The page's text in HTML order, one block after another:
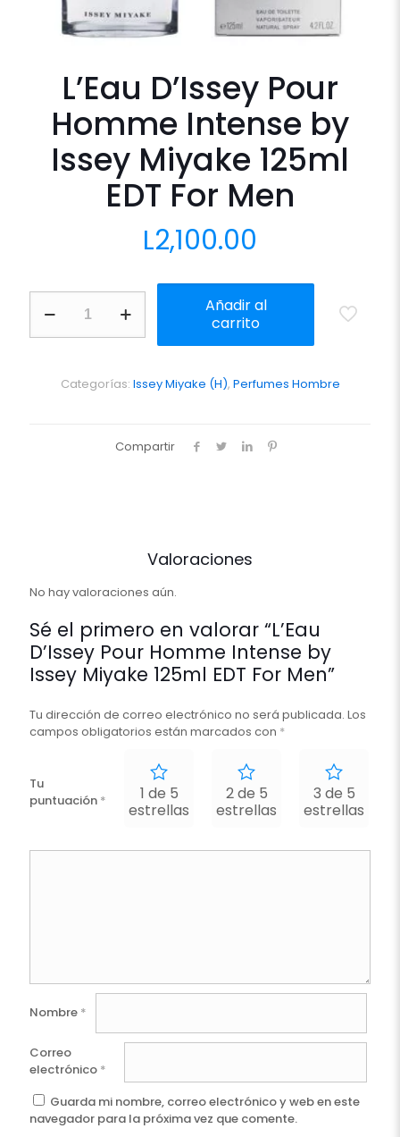
L’Eau D’Issey Pour
Homme Intense by
Issey Miyake 125ml
EDT For Men
L2,100.00
D'Issey
Pour
Añadir al
carrito
Categorías: Issey Miyake (H), Perfumes Hombre
Compartir
Valoraciones
No hay valoraciones aún.
Sé el primero en valorar “L’Eau
D’Issey Pour Homme Intense by
Issey Miyake 125ml EDT For Men”
Tu dirección de correo electrónico no será publicada. Los
campos obligatorios están marcados con *
Tu
puntuación *
1 de 5
estrellas
2 de 5
estrellas
3 de 5
estrellas
Nombre *
Correo
electrónico *
Guarda mi nombre, correo electrónico y web en este
navegador para la próxima vez que comente.